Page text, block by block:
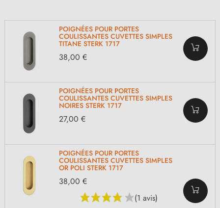
POIGNÉES POUR PORTES
COULISSANTES CUVETTES SIMPLES
TITANE STERK 1717
38,00 €
POIGNÉES POUR PORTES
COULISSANTES CUVETTES SIMPLES
NOIRES STERK 1717
27,00 €
POIGNÉES POUR PORTES
COULISSANTES CUVETTES SIMPLES
OR POLI STERK 1717
(1 avis)
38,00 €